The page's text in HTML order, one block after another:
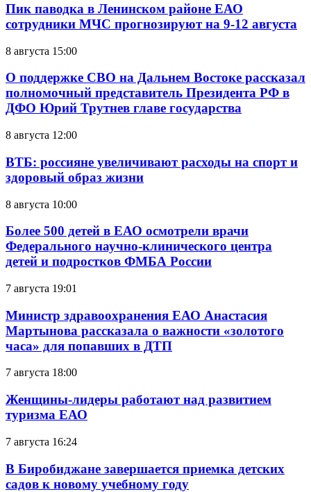
Пик паводка в Ленинском районе ЕАО
сотрудники МЧС прогнозируют на 9-12 августа
8 августа 15:00
О поддержке СВО на Дальнем Востоке рассказал
полномочный представитель Президента РФ в
ДФО Юрий Трутнев главе государства
8 августа 12:00
ВТБ: россияне увеличивают расходы на спорт и
здоровый образ жизни
8 августа 10:00
Более 500 детей в ЕАО осмотрели врачи
Федерального научно-клинического центра
детей и подростков ФМБА России
7 августа 19:01
Министр здравоохранения ЕАО Анастасия
Мартынова рассказала о важности «золотого
часа» для попавших в ДТП
7 августа 18:00
Женщины-лидеры работают над развитием
туризма ЕАО
7 августа 16:24
В Биробиджане завершается приемка детских
садов к новому учебному году